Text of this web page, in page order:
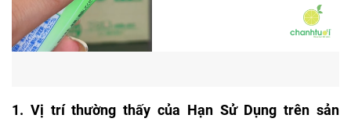
1. Vị trí thường thấy của Hạn Sử Dụng trên sản